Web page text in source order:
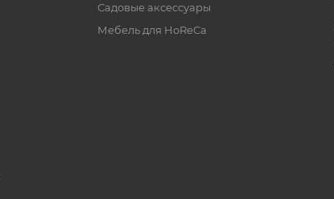
Садовые аксессуары
Мебель для HoReCa